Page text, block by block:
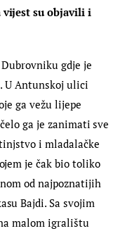
vijest su objavili i
Dubrovniku gdje je
U Antunskoj ulici
ga vežu lijepe
ga je zanimati sve
i mladalačke
je čak bio toliko
od najpoznatijih
Bajdi. Sa svojim
malom igralištu